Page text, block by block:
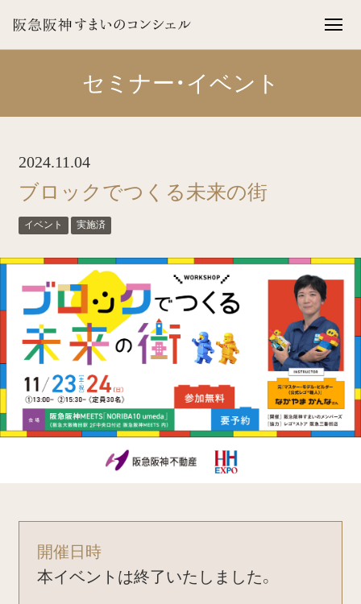
セミナー・イベント
2024.11.04
ブロックでつくる未来の街
イベント 実施済
開催日時
本イベントは終了いたしました。